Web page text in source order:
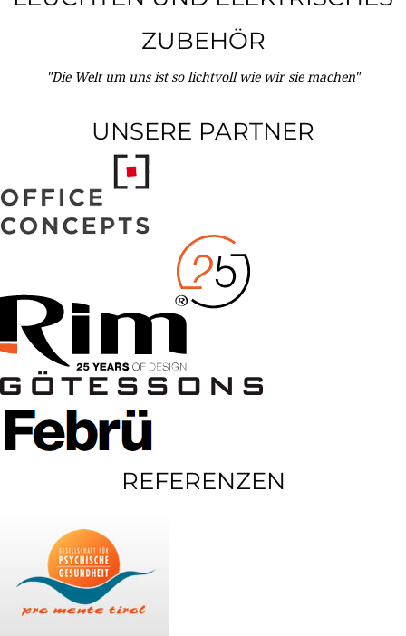
ZUBEHÖR
"Die Welt um uns ist so lichtvoll wie wir sie machen"
UNSERE PARTNER
REFERENZEN